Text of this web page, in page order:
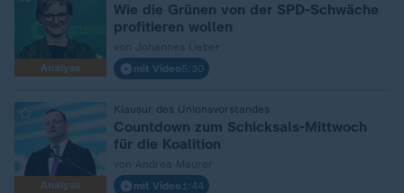
Analyse
Wie die Grünen von der SPD-Schwäche
profitieren wollen
mit Video5:30
Analyse
Klausur des Unionsvorstandes
Countdown zum Schicksals-Mittwoch
für die Koalition
mit Video 1:44